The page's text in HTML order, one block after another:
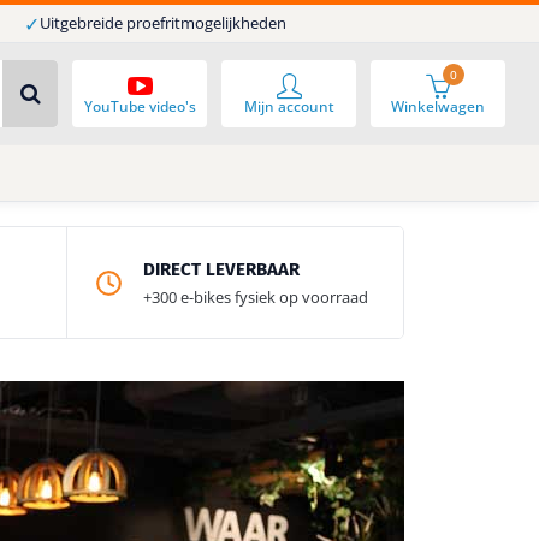
✓Uitgebreide proefritmogelijkheden
YouTube video's Winkelwagen
0
Mijn account
DIRECT LEVERBAAR
+300 e-bikes fysiek op voorraad